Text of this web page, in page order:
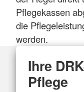
Pflegekassen
die
werden.
Ihre
Pflege